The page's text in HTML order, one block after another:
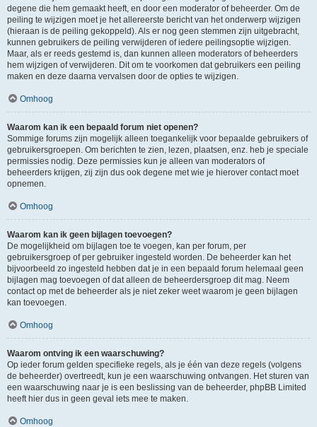
degene die hem gemaakt heeft, en door een moderator of beheerder. Om de
peiling te wijzigen moet je het allereerste bericht van het onderwerp wijzigen
(hieraan is de peiling gekoppeld). Als er nog geen stemmen zijn uitgebracht,
kunnen gebruikers de peiling verwijderen of iedere peilingsoptie wijzigen.
Maar, als er reeds gestemd is, dan kunnen alleen moderators of beheerders
hem wijzigen of verwijderen. Dit om te voorkomen dat gebruikers een peiling
maken en deze daarna vervalsen door de opties te wijzigen.
Omhoog
Waarom kan ik een bepaald forum niet openen?
Sommige forums zijn mogelijk alleen toegankelijk voor bepaalde gebruikers of
gebruikersgroepen. Om berichten te zien, lezen, plaatsen, enz. heb je speciale
permissies nodig. Deze permissies kun je alleen van moderators of
beheerders krijgen, zij zijn dus ook degene met wie je hierover contact moet
opnemen.
Omhoog
Waarom kan ik geen bijlagen toevoegen?
De mogelijkheid om bijlagen toe te voegen, kan per forum, per
gebruikersgroep of per gebruiker ingesteld worden. De beheerder kan het
bijvoorbeeld zo ingesteld hebben dat je in een bepaald forum helemaal geen
bijlagen mag toevoegen of dat alleen de beheerdersgroep dit mag. Neem
contact op met de beheerder als je niet zeker weet waarom je geen bijlagen
kan toevoegen.
Omhoog
Waarom ontving ik een waarschuwing?
Op ieder forum gelden specifieke regels, als je één van deze regels (volgens
de beheerder) overtreedt, kun je een waarschuwing ontvangen. Het sturen van
een waarschuwing naar je is een beslissing van de beheerder, phpBB Limited
heeft hier dus in geen geval iets mee te maken.
Omhoog